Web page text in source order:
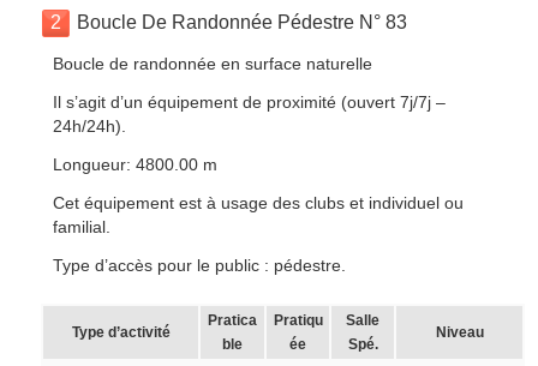
2 Boucle De Randonnée Pédestre N° 83
Boucle de randonnée en surface naturelle
Il s’agit d’un équipement de proximité (ouvert 7j/7j –
24h/24h).
Longueur: 4800.00 m
Cet équipement est à usage des clubs et individuel ou
familial.
Type d’accès pour le public : pédestre.
Type d’activité
Pratica
ble
Pratiqu
ée
Salle
Spé.
Niveau